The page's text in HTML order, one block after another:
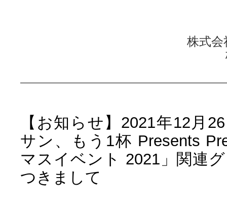
株式
【お知らせ】2021年12月
サン、もう1杯 Presents
マスイベント 2021」関連
つきまして